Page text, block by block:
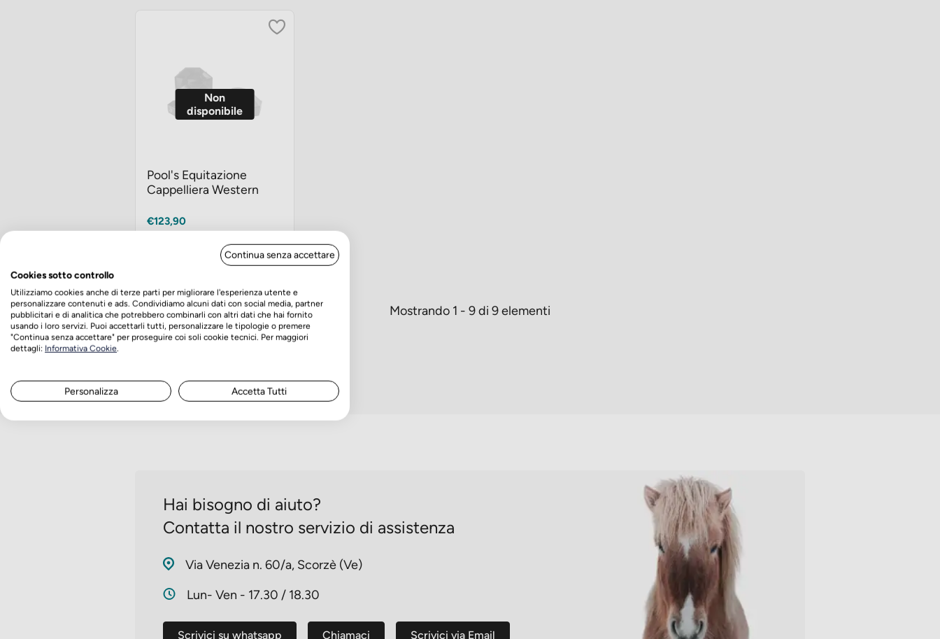
Non
disponibile
Pool's Equitazione
Cappelliera Western
Prezzo
€123,90
Avvisami
Mostrando 1 - 9 di 9 elementi
Hai bisogno di aiuto?
Contatta il nostro servizio di assistenza
Via Venezia n. 60/a, Scorzè (Ve)
Lun- Ven - 17.30 / 18.30
Scrivici su whatsapp Chiamaci Scrivici via Email
Continua senza accettare
Cookies sotto controllo
Utilizziamo cookies anche di terze parti per migliorare l'esperienza utente e
personalizzare contenuti e ads. Condividiamo alcuni dati con social media, partner
pubblicitari e di analitica che potrebbero combinarli con altri dati che hai fornito
usando i loro servizi. Puoi accettarli tutti, personalizzare le tipologie o premere
"Continua senza accettare" per proseguire coi soli cookie tecnici. Per maggiori
dettagli: Informativa Cookie.
Personalizza Accetta Tutti